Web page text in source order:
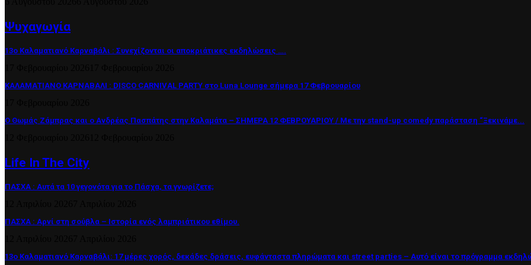
Ψυχαγωγία
13ο Καλαματιανό Καρναβάλι : Συνεχίζονται οι αποκριάτικες εκδηλώσεις ….
ΚΑΛΑΜΑΤΙΑΝΟ ΚΑΡΝΑΒΑΛΙ : DISCO CARNIVAL PARTY στο Luna Lounge σήμερα 17 Φεβρουαρίου
Ο Θωμάς Ζάμπρας και ο Ανδρέας Πασπάτης στην Καλαμάτα – ΣΗΜΕΡΑ 12 ΦΕΒΡΟΥΑΡΙΟΥ / Με την stand-up comedy παράσταση “Ξεκινάμε...
Life In The City
ΠΑΣΧΑ : Αυτά τα 10 γεγονότα για το Πάσχα, τα γνωρίζετε;
ΠΑΣΧΑ : Αρνί στη σούβλα – Ιστορία ενός λαμπριάτικου εθίμου.
13ο Καλαματιανό Καρναβάλι: 17 μέρες χορός, δεκάδες δράσεις, ευφάνταστα πληρώματα και street parties – Αυτό είναι το πρόγραμμα